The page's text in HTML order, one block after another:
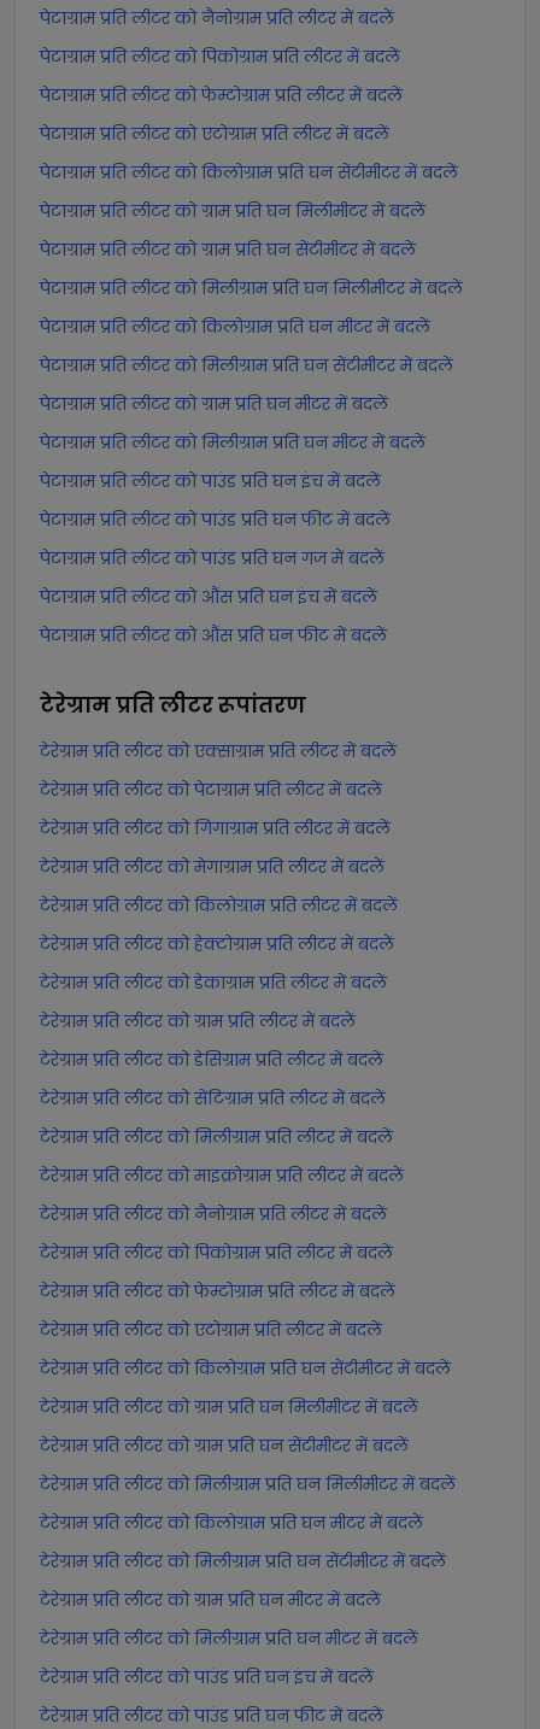
पेटाग्राम प्रति लीटर को नैनोग्राम प्रति लीटर में बदलें
पेटाग्राम प्रति लीटर को पिकोग्राम प्रति लीटर में बदलें
पेटाग्राम प्रति लीटर को फेम्टोग्राम प्रति लीटर में बदलें
पेटाग्राम प्रति लीटर को एटोग्राम प्रति लीटर में बदलें
पेटाग्राम प्रति लीटर को किलोग्राम प्रति घन सेंटीमीटर में बदलें
पेटाग्राम प्रति लीटर को ग्राम प्रति घन मिलीमीटर में बदलें
पेटाग्राम प्रति लीटर को ग्राम प्रति घन सेंटीमीटर में बदलें
पेटाग्राम प्रति लीटर को मिलीग्राम प्रति घन मिलीमीटर में बदलें
पेटाग्राम प्रति लीटर को किलोग्राम प्रति घन मीटर में बदलें
पेटाग्राम प्रति लीटर को मिलीग्राम प्रति घन सेंटीमीटर में बदलें
पेटाग्राम प्रति लीटर को ग्राम प्रति घन मीटर में बदलें
पेटाग्राम प्रति लीटर को मिलीग्राम प्रति घन मीटर में बदलें
पेटाग्राम प्रति लीटर को पाउंड प्रति घन इंच में बदलें
पेटाग्राम प्रति लीटर को पाउंड प्रति घन फीट में बदलें
पेटाग्राम प्रति लीटर को पाउंड प्रति घन गज में बदलें
पेटाग्राम प्रति लीटर को औंस प्रति घन इंच में बदलें
पेटाग्राम प्रति लीटर को औंस प्रति घन फीट में बदलें
टेरेग्राम प्रति लीटररूपांतरण
टेरेग्राम प्रति लीटर को एक्साग्राम प्रति लीटर में बदलें
टेरेग्राम प्रति लीटर को पेटाग्राम प्रति लीटर में बदलें
टेरेग्राम प्रति लीटर को गिगाग्राम प्रति लीटर में बदलें
टेरेग्राम प्रति लीटर को मेगाग्राम प्रति लीटर में बदलें
टेरेग्राम प्रति लीटर को किलोग्राम प्रति लीटर में बदलें
टेरेग्राम प्रति लीटर को हेक्टोग्राम प्रति लीटर में बदलें
टेरेग्राम प्रति लीटर को डेकाग्राम प्रति लीटर में बदलें
टेरेग्राम प्रति लीटर को ग्राम प्रति लीटर में बदलें
टेरेग्राम प्रति लीटर को डेसिग्राम प्रति लीटर में बदलें
टेरेग्राम प्रति लीटर को सेंटिग्राम प्रति लीटर में बदलें
टेरेग्राम प्रति लीटर को मिलीग्राम प्रति लीटर में बदलें
टेरेग्राम प्रति लीटर को माइक्रोग्राम प्रति लीटर में बदलें
टेरेग्राम प्रति लीटर को नैनोग्राम प्रति लीटर में बदलें
टेरेग्राम प्रति लीटर को पिकोग्राम प्रति लीटर में बदलें
टेरेग्राम प्रति लीटर को फेम्टोग्राम प्रति लीटर में बदलें
टेरेग्राम प्रति लीटर को एटोग्राम प्रति लीटर में बदलें
टेरेग्राम प्रति लीटर को किलोग्राम प्रति घन सेंटीमीटर में बदलें
टेरेग्राम प्रति लीटर को ग्राम प्रति घन मिलीमीटर में बदलें
टेरेग्राम प्रति लीटर को ग्राम प्रति घन सेंटीमीटर में बदलें
टेरेग्राम प्रति लीटर को मिलीग्राम प्रति घन मिलीमीटर में बदलें
टेरेग्राम प्रति लीटर को किलोग्राम प्रति घन मीटर में बदलें
टेरेग्राम प्रति लीटर को मिलीग्राम प्रति घन सेंटीमीटर में बदलें
टेरेग्राम प्रति लीटर को ग्राम प्रति घन मीटर में बदलें
टेरेग्राम प्रति लीटर को मिलीग्राम प्रति घन मीटर में बदलें
टेरेग्राम प्रति लीटर को पाउंड प्रति घन इंच में बदलें
टेरेग्राम प्रति लीटर को पाउंड प्रति घन फीट में बदलें